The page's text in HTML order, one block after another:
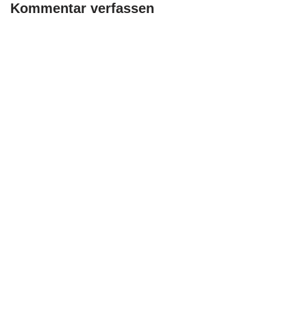
Kommentar verfassen